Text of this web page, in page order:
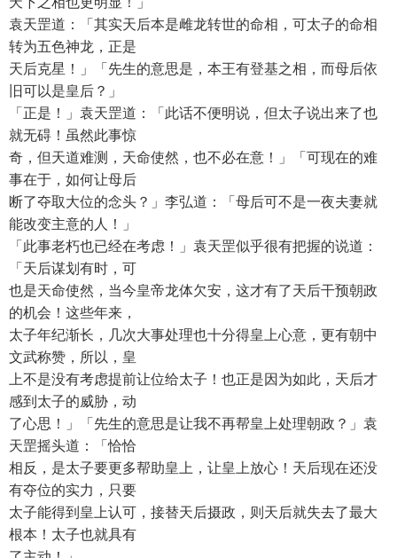
袁天罡道：「其实天后本是雌龙转世的命相，可太子的命相
转为五色神龙，正是
天后克星！」「先生的意思是，本王有登基之相，而母后依
旧可以是皇后？」
「正是！」袁天罡道：「此话不便明说，但太子说出来了也
就无碍！虽然此事惊
奇，但天道难测，天命使然，也不必在意！」「可现在的难
事在于，如何让母后
断了夺取大位的念头？」李弘道：「母后可不是一夜夫妻就
能改变主意的人！」
「此事老朽也已经在考虑！」袁天罡似乎很有把握的说道：
「天后谋划有时，可
也是天命使然，当今皇帝龙体欠安，这才有了天后干预朝政
的机会！这些年来，
太子年纪渐长，几次大事处理也十分得皇上心意，更有朝中
文武称赞，所以，皇
上不是没有考虑提前让位给太子！也正是因为如此，天后才
感到太子的威胁，动
了心思！」「先生的意思是让我不再帮皇上处理朝政？」袁
天罡摇头道：「恰恰
相反，是太子要更多帮助皇上，让皇上放心！天后现在还没
有夺位的实力，只要
太子能得到皇上认可，接替天后摄政，则天后就失去了最大
根本！太子也就具有